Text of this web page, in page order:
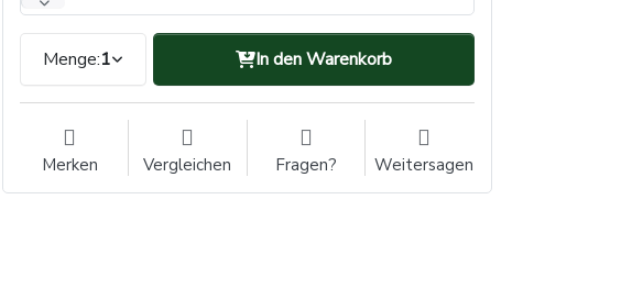
Menge:1 In den Warenkorb
Merken Vergleichen Fragen? Weitersagen